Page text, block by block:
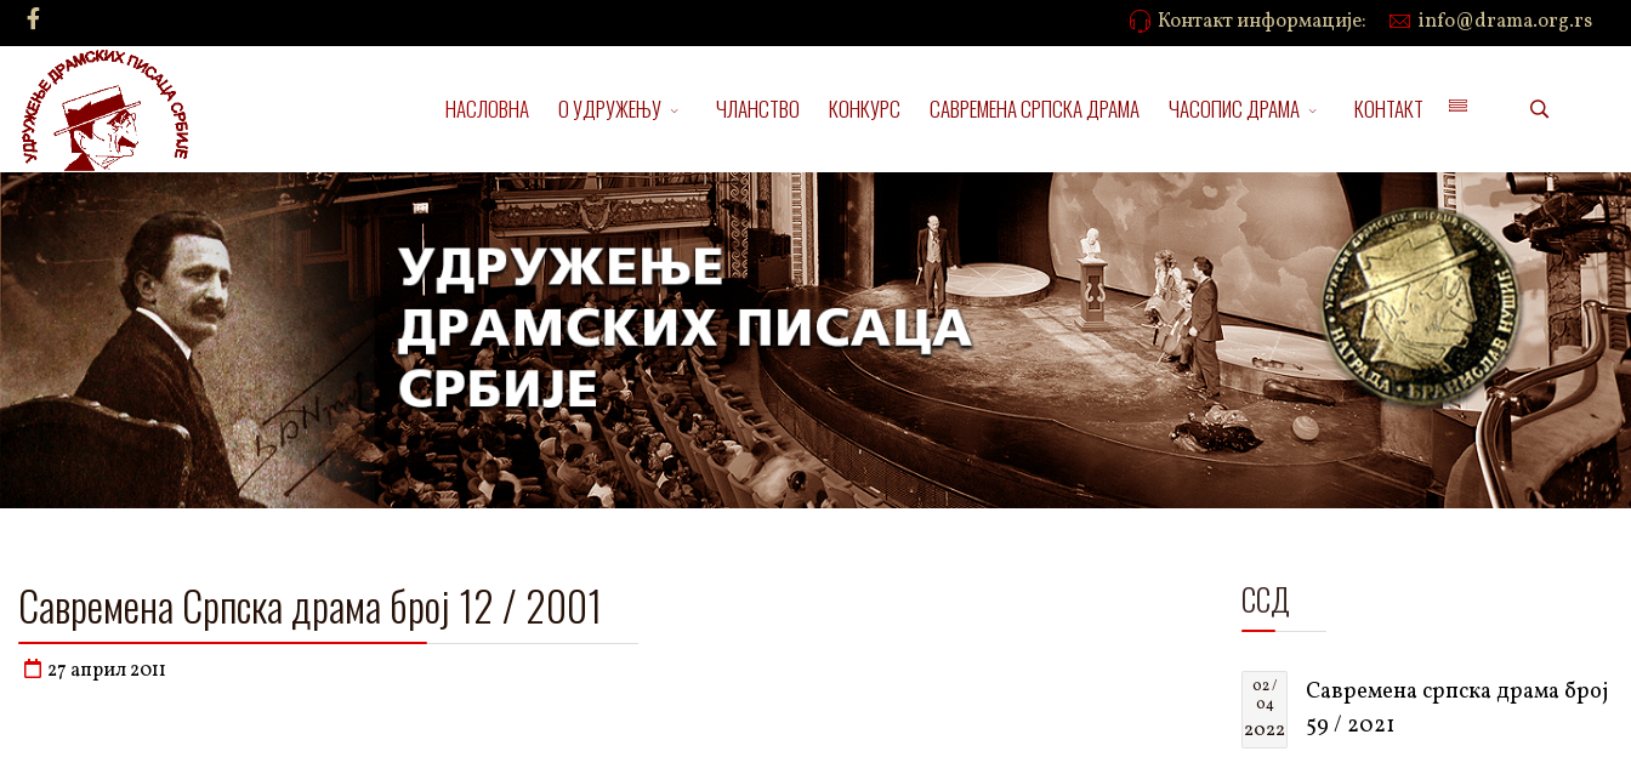
Контакт информације: info@drama.org.rs
НАСЛОВНА О УДРУЖЕЊУ ЧЛАНСТВО КОНКУРС САВРЕМЕНА СРПСКА ДРАМА ЧАСОПИС ДРАМА КОНТАКТ
Савремена Српска драма број 12 / 2001
27 април 2011
ССД
02 /
04
2022
Савремена српска драма број
59 / 2021